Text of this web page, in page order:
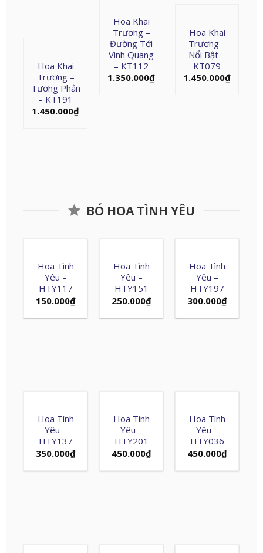
Hoa Khai
Trương –
Đường Tới
Vinh Quang
– KT112
1.350.000₫
Hoa Khai
Trương –
Nổi Bật –
KT079
1.450.000₫
Hoa Khai
Trương –
Tương Phản
– KT191
1.450.000₫
BÓ HOA TÌNH YÊU
Hoa Tình
Yêu –
HTY117
150.000₫
Hoa Tình
Yêu –
HTY151
250.000₫
Hoa Tình
Yêu –
HTY197
300.000₫
Hoa Tình
Yêu –
HTY137
350.000₫
Hoa Tình
Yêu –
HTY201
450.000₫
Hoa Tình
Yêu –
HTY036
450.000₫